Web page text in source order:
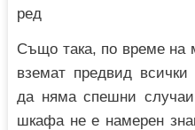
ред
Също така, по време на
вземат предвид
да няма спешни
шкафа не е намерен